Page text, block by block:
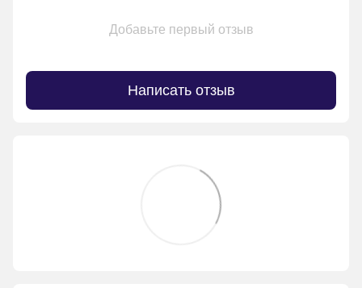
Добавьте первый отзыв
Написать отзыв